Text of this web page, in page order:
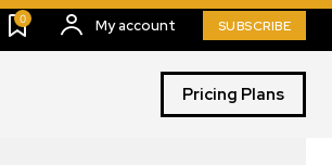
0 My account SUBSCRIBE
Pricing Plans